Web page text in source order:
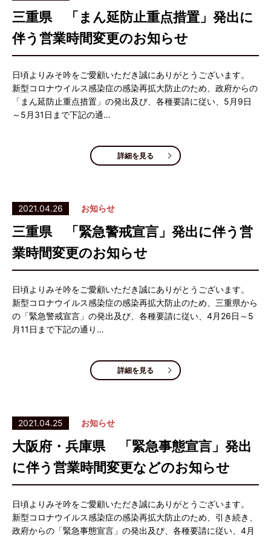
三重県 「まん延防止重点措置」発出に
伴う営業時間変更のお知らせ
日頃よりみそ吟をご愛顧いただき誠にありがとうございます。
新型コロナウイルス感染症の感染再拡大防止のため、政府からの
「まん延防止重点措置」の発出及び、各種要請に従い、5月9日
～5月31日まで下記の通…
詳細を見る
2021.04.26 お知らせ
三重県 「緊急警戒宣言」発出に伴う営
業時間変更のお知らせ
日頃よりみそ吟をご愛顧いただき誠にありがとうございます。
新型コロナウイルス感染症の感染再拡大防止のため、三重県から
の「緊急警戒宣言」の発出及び、各種要請に従い、4月26日～5
月11日まで下記の通り…
詳細を見る
2021.04.25 お知らせ
大阪府・兵庫県 「緊急事態宣言」発出
に伴う営業時間変更などのお知らせ
日頃よりみそ吟をご愛顧いただき誠にありがとうございます。
新型コロナウイルス感染症の感染再拡大防止のため、引き続き、
政府からの「緊急事態宣言」の発出及び、各種要請に従い、4月